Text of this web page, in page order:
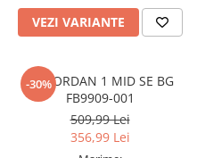
VEZI VARIANTE
-30%
AIR JORDAN 1 MID SE BG
FB9909-001
509,99 Lei
356,99 Lei